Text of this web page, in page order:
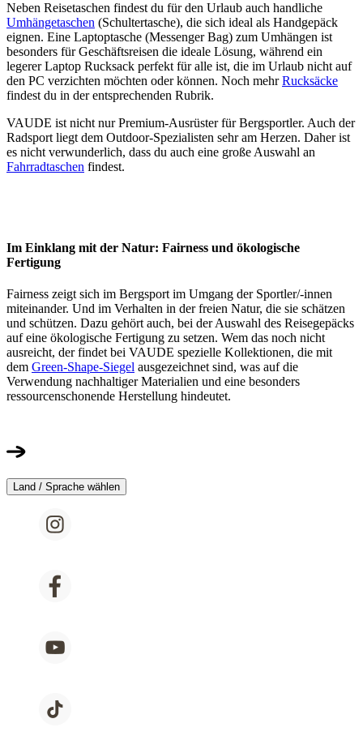
Neben Reisetaschen findest du für den Urlaub auch handliche
Umhängetaschen (Schultertasche), die sich ideal als Handgepäck
eignen. Eine Laptoptasche (Messenger Bag) zum Umhängen ist
besonders für Geschäftsreisen die ideale Lösung, während ein
legerer Laptop Rucksack perfekt für alle ist, die im Urlaub nicht auf
den PC verzichten möchten oder können. Noch mehrRucksäcke
findest du in der entsprechenden Rubrik.
VAUDE ist nicht nur Premium-Ausrüster für Bergsportler. Auch der
Radsport liegt dem Outdoor-Spezialisten sehr am Herzen. Daher ist
es nicht verwunderlich, dass du auch eine große Auswahl an
Fahrradtaschen findest.
Im Einklang mit der Natur: Fairness und ökologische
Fertigung
Fairness zeigt sich im Bergsport im Umgang der Sportler/-innen
miteinander. Und im Verhalten in der freien Natur, die sie schätzen
und schützen. Dazu gehört auch, bei der Auswahl des Reisegepäcks
auf eine ökologische Fertigung zu setzen. Wem das noch nicht
ausreicht, der findet bei VAUDE spezielle Kollektionen, die mit
dem Green-Shape-Siegel ausgezeichnet sind, was auf die
Verwendung nachhaltiger Materialien und eine besonders
ressourcenschonende Herstellung hindeutet.
Land / Sprache wählen